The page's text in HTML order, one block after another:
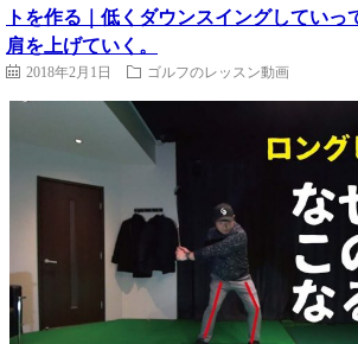
トを作る｜低くダウンスイングしていっ
肩を上げていく。
2018年2月1日 ゴルフのレッスン動画